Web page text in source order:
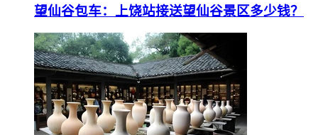
望仙谷包车：上饶站接送望仙谷景区多少钱？